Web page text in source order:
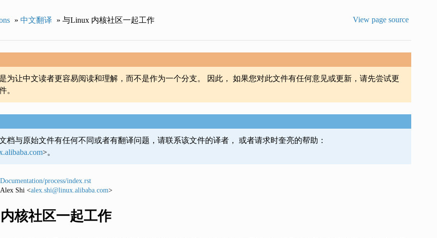
» 中文翻译 » 与Linux 内核社区一起工作 View page source
为让中文读者更容易阅读和理解，而不是作为一个分支。 因此， 如果您对此文件有任何意见或更新，请先尝试更
。
档与原始文件有任何不同或者有翻译问题，请联系该文件的译者， 或者请求时奎亮的帮助：
.alibaba.com>。
Documentation/process/index.rst
Alex Shi <alex. shi@linux. alibaba. com>
核社区一起工作